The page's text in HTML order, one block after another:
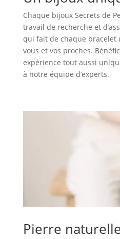
Chaque bijoux Secrets de
travail de recherche et
qui fait de chaque bracelet
vous et vos proches.
expérience tout aussi
à notre équipe d’experts.
Pierre